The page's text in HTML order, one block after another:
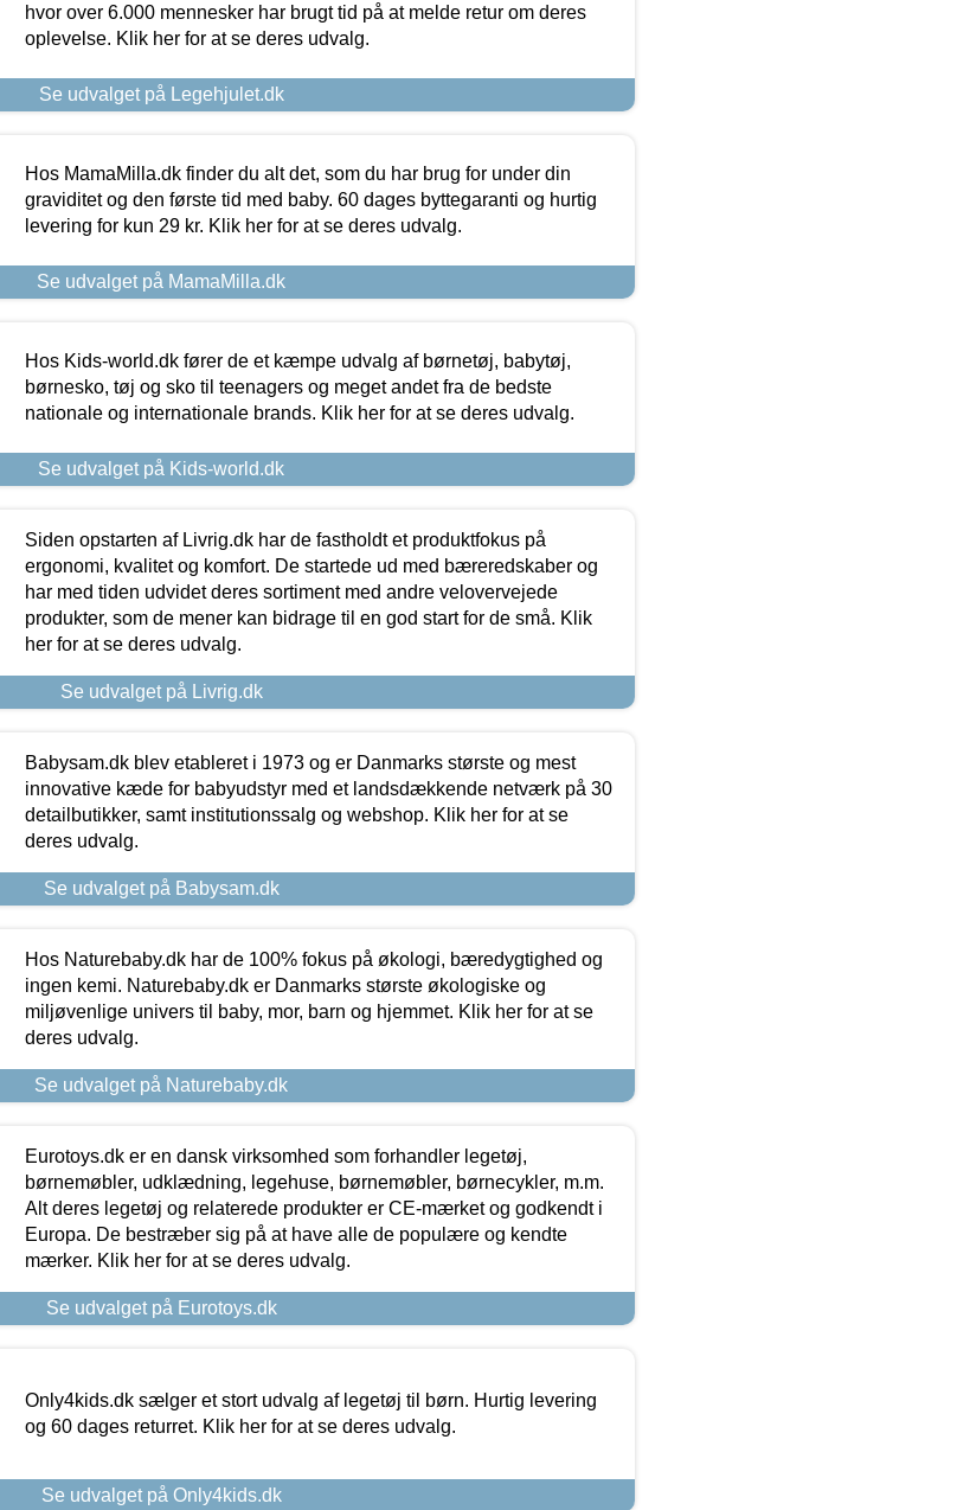
hvor over 6.000 mennesker har brugt tid på at melde retur om deres
oplevelse. Klik her for at se deres udvalg.
Se udvalget på Legehjulet.dk
Hos MamaMilla.dk finder du alt det, som du har brug for under din
graviditet og den første tid med baby. 60 dages byttegaranti og hurtig
levering for kun 29 kr. Klik her for at se deres udvalg.
Se udvalget på MamaMilla.dk
Hos Kids-world.dk fører de et kæmpe udvalg af børnetøj, babytøj,
børnesko, tøj og sko til teenagers og meget andet fra de bedste
nationale og internationale brands. Klik her for at se deres udvalg.
Se udvalget på Kids-world.dk
Siden opstarten af Livrig.dk har de fastholdt et produktfokus på
ergonomi, kvalitet og komfort. De startede ud med bæreredskaber og
har med tiden udvidet deres sortiment med andre velovervejede
produkter, som de mener kan bidrage til en god start for de små. Klik
her for at se deres udvalg.
Se udvalget på Livrig.dk
Babysam.dk blev etableret i 1973 og er Danmarks største og mest
innovative kæde for babyudstyr med et landsdækkende netværk på 30
detailbutikker, samt institutionssalg og webshop. Klik her for at se
deres udvalg.
Se udvalget på Babysam.dk
Hos Naturebaby.dk har de 100% fokus på økologi, bæredygtighed og
ingen kemi. Naturebaby.dk er Danmarks største økologiske og
miljøvenlige univers til baby, mor, barn og hjemmet. Klik her for at se
deres udvalg.
Se udvalget på Naturebaby.dk
Eurotoys.dk er en dansk virksomhed som forhandler legetøj,
børnemøbler, udklædning, legehuse, børnemøbler, børnecykler, m.m.
Alt deres legetøj og relaterede produkter er CE-mærket og godkendt i
Europa. De bestræber sig på at have alle de populære og kendte
mærker. Klik her for at se deres udvalg.
Se udvalget på Eurotoys.dk
Only4kids.dk sælger et stort udvalg af legetøj til børn. Hurtig levering
og 60 dages returret. Klik her for at se deres udvalg.
Se udvalget på Only4kids.dk